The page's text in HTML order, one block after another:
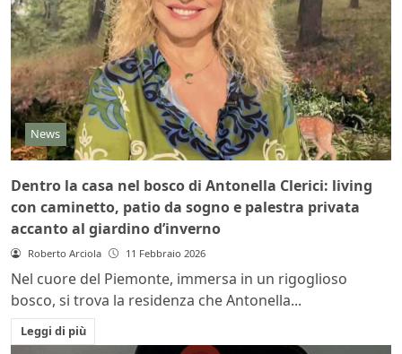
News
Dentro la casa nel bosco di Antonella Clerici: living
con caminetto, patio da sogno e palestra privata
accanto al giardino d’inverno
Roberto Arciola 11 Febbraio 2026
Nel cuore del Piemonte, immersa in un rigoglioso
bosco, si trova la residenza che Antonella...
Leggi di più